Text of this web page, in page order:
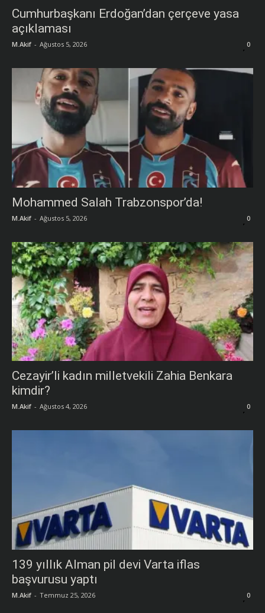
Cumhurbaşkanı Erdoğan’dan çerçeve yasa
açıklaması
M.Akif - Ağustos 5, 2026 0
Mohammed Salah Trabzonspor’da!
M.Akif - Ağustos 5, 2026 0
Cezayir’li kadın milletvekili Zahia Benkara
kimdir?
M.Akif - Ağustos 4, 2026 0
139 yıllık Alman pil devi Varta iflas
başvurusu yaptı
M.Akif - Temmuz 25, 2026 0